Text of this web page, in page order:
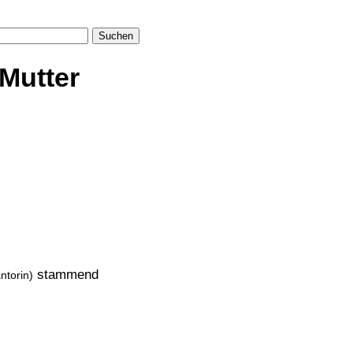
Suchen
stammend